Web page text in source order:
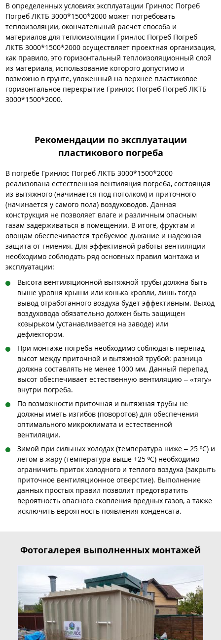
В определенных условиях эксплуатации Гринлос Погреб
Погреб ЛКТБ 3000*1500*2000 может потребовать
теплоизоляции, окончательный расчет способа и
материалов для теплоизоляции Гринлос Погреб Погреб
ЛКТБ 3000*1500*2000 осуществляет проектная организация,
как правило, это горизонтальный теплоизоляционный слой
из материала, использование которого допустимо и
возможно в грунте, уложенный на верхнее пластиковое
горизонтальное перекрытие Гринлос Погреб Погреб ЛКТБ
3000*1500*2000.
Рекомендации по эксплуатации
пластикового погреба
В погребе Гринлос Погреб ЛКТБ 3000*1500*2000
реализована естественная вентиляция погреба, состоящая
из вытяжного (начинается под потолком) и приточного
(начинается у самого пола) воздуховодов. Данная
конструкция не позволяет влаге и различным опасным
газам задерживаться в помещении. В итоге, фруктам и
овощам обеспечивается требуемое дыхание и надежная
защита от гниения. Для эффективной работы вентиляции
необходимо соблюдать ряд основных правил монтажа и
эксплуатации:
Высота вентиляционной вытяжной трубы должна быть
выше уровня крыши или конька кровли, лишь тогда
вывод отработанного воздуха будет эффективным. Выход
воздуховода обязательно должен быть защищен
козырьком (устанавливается на заводе) или
дефлектором.
При монтаже погреба необходимо соблюдать перепад
высот между приточной и вытяжной трубой: разница
должна составлять не менее 1000 мм. Данный перепад
высот обеспечивает естественную вентиляцию – «тягу»
внутри погреба.
По возможности приточная и вытяжная трубы не
должны иметь изгибов (поворотов) для обеспечения
оптимального микроклимата и естественной
вентиляции.
Зимой при сильных холодах (температура ниже – 25 ºC) и
летом в жару (температура выше +25 ºC) необходимо
ограничить приток холодного и теплого воздуха (закрыть
приточное вентиляционное отверстие). Выполнение
данных простых правил позволит предотвратить
вероятность опасного скопления вредных газов, а также
исключить вероятность появления конденсата.
Фотогалерея выполненных монтажей